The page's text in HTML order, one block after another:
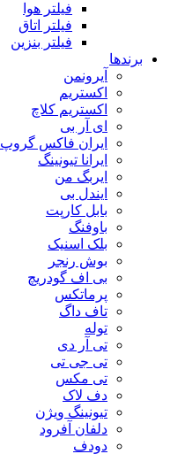
فیلتر هوا
فیلتر اتاق
فیلتر بنزین
برندها
آیرونمن
اکستریم
اکستریم کلاچ
ای آر بی
ایران فاکس گروپ
ایرانا تیونینگ
ایربگ من
ایندل بی
بابل کارپت
باوفنگ
بلک اسنیک
بوش رنجر
بی اف گودریچ
پرماتکس
تاف داگ
توله
تی آر دی
تی جی تی
تی مکس
دف لاک
تیونینگ ویژن
دلفان آفرود
دودف